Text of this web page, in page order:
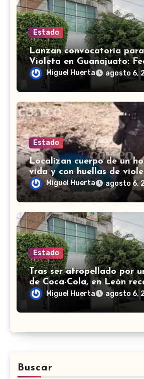
Estado
Lanzan convocatoria
Violeta en Guanajuato:
requisitos y etapas de
Miguel Huerta agosto 6,
Estado
Localizan cuerpo de un
vida y con huellas de
Tenería del Santuario,
Miguel Huerta agosto 6,
Estado
Tras ser atropellado por
de Coca-Cola, en León
fondos para salvar a
avanzada
Miguel Huerta agosto 6,
Buscar